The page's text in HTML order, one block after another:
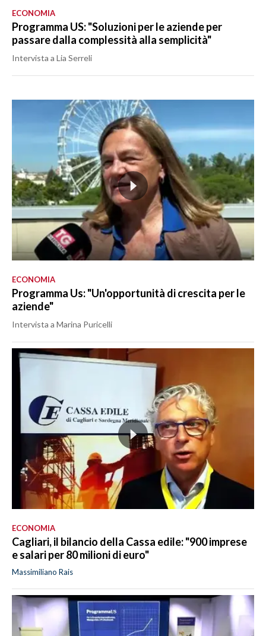
ECONOMIA
Programma US: "Soluzioni per le aziende per
passare dalla complessità alla semplicità"
Intervista a Lia Serreli
ECONOMIA
Programma Us: "Un'opportunità di crescita per le
aziende"
Intervista a Marina Puricelli
ECONOMIA
Cagliari, il bilancio della Cassa edile: "900 imprese
e salari per 80 milioni di euro"
Massimiliano Rais